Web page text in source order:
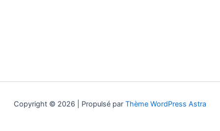
Copyright © 2026 | Propulsé par Thème WordPress Astra